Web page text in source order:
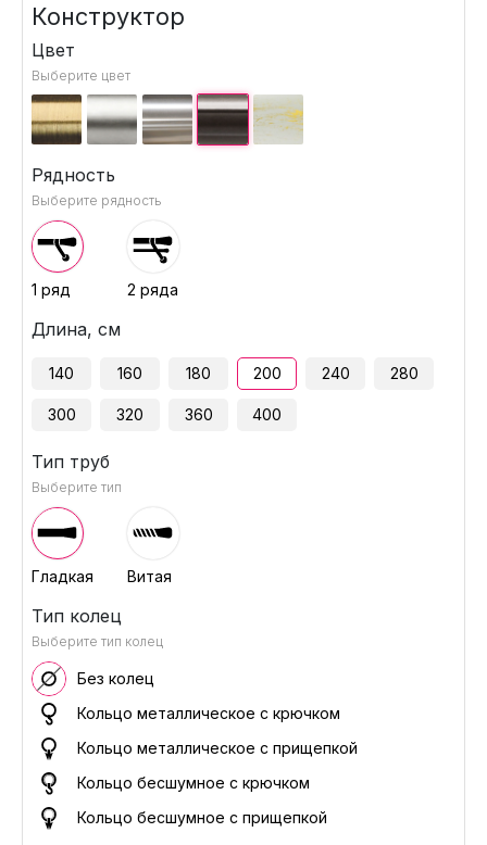
Конструктор
Цвет
Выберите цвет
Рядность
Выберите рядность
1 ряд 2 ряда
Длина, см
140 160 180 200 240 280
300 320 360 400
Тип труб
Выберите тип
Гладкая Витая
Тип колец
Выберите тип колец
Без колец
Кольцо металлическое с крючком
Кольцо металлическое с прищепкой
Кольцо бесшумное с крючком
Кольцо бесшумное с прищепкой